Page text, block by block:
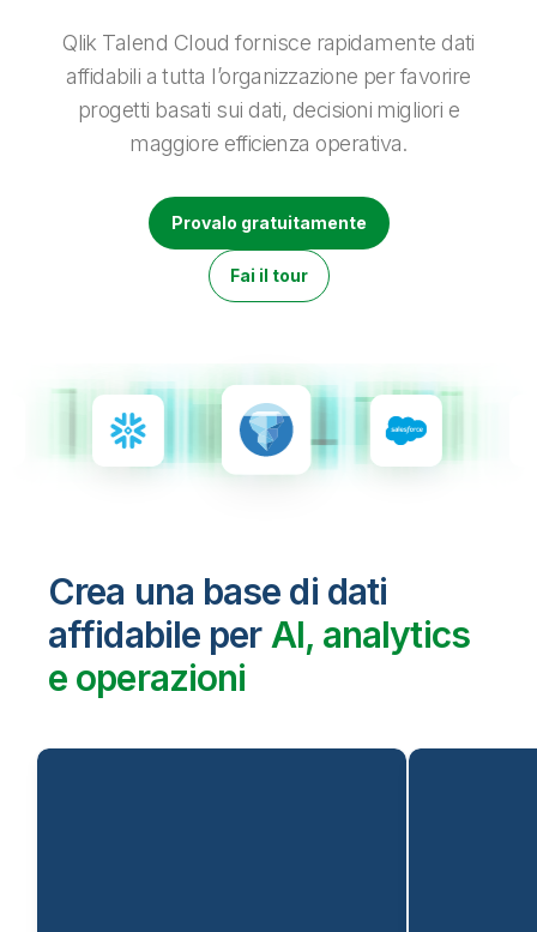
Documentazione di prodotto
Sedi nel mondo
Talend
Qlik Talend Cloud fornisce rapidamente dati
affidabili a tutta l’organizzazione per favorire
progetti basati sui dati, decisioni migliori e
maggiore efficienza operativa.
Provalo gratuitamente
Fai il tour
Crea una base di dati
affidabile per AI, analytics
e operazioni